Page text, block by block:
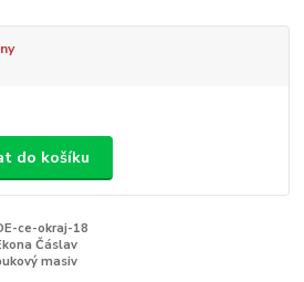
do košíku
ce-okraj-18
Čáslav
masiv